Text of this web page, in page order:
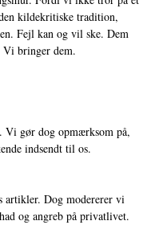
kildekritiske tradition,
Fejl kan og vil ske. Dem
bringer dem.
Vi gør dog opmærksom på,
indsendt til os.
artikler. Dog modererer vi
og angreb på privatlivet.